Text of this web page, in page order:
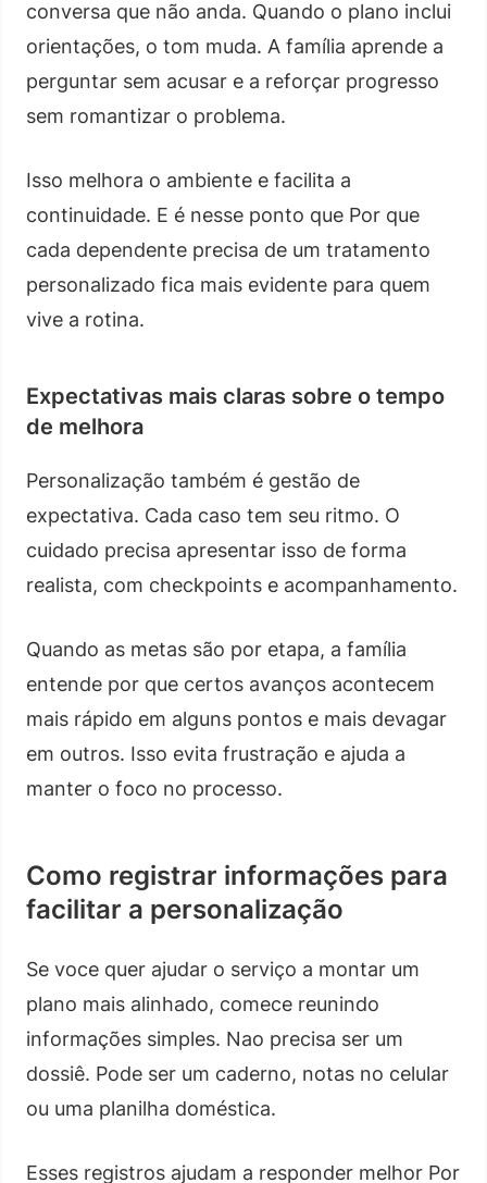
conversa que não anda. Quando o plano inclui
orientações, o tom muda. A família aprende a
perguntar sem acusar e a reforçar progresso
sem romantizar o problema.
Isso melhora o ambiente e facilita a
continuidade. E é nesse ponto que Por que
cada dependente precisa de um tratamento
personalizado fica mais evidente para quem
vive a rotina.
Expectativas mais claras sobre o tempo
de melhora
Personalização também é gestão de
expectativa. Cada caso tem seu ritmo. O
cuidado precisa apresentar isso de forma
realista, com checkpoints e acompanhamento.
Quando as metas são por etapa, a família
entende por que certos avanços acontecem
mais rápido em alguns pontos e mais devagar
em outros. Isso evita frustração e ajuda a
manter o foco no processo.
Como registrar informações para
facilitar a personalização
Se voce quer ajudar o serviço a montar um
plano mais alinhado, comece reunindo
informações simples. Nao precisa ser um
dossiê. Pode ser um caderno, notas no celular
ou uma planilha doméstica.
Esses registros ajudam a responder melhor Por